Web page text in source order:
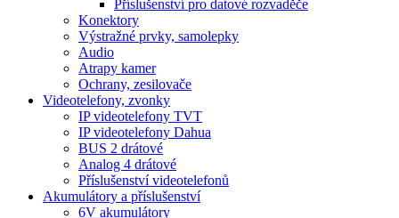
Příslušenství pro datové rozvaděče
Konektory
Výstražné prvky, samolepky
Audio
Atrapy kamer
Ochrany, zesilovače
Videotelefony, zvonky
IP videotelefony TVT
IP videotelefony Dahua
BUS 2 drátové
Analog 4 drátové
Příslušenství videotelefonů
Akumulátory a příslušenství
6V akumulátory